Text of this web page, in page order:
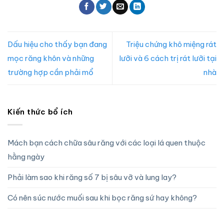
Dấu hiệu cho thấy bạn đang
mọc răng khôn và những
trường hợp cần phải mổ
Triệu chứng khô miệng rát
lưỡi và 6 cách trị rát lưỡi tại
nhà
Kiến thức bổ ích
Mách bạn cách chữa sâu răng với các loại lá quen thuộc
hằng ngày
Phải làm sao khi răng số 7 bị sâu vỡ và lung lay?
Có nên súc nước muối sau khi bọc răng sứ hay không?